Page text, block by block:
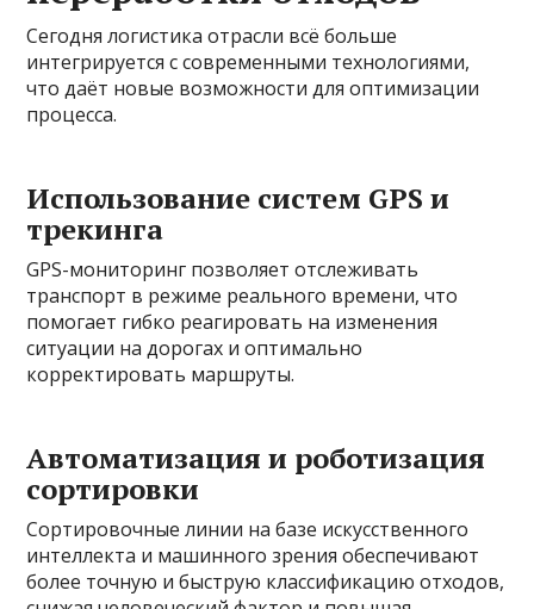
Сегодня логистика отрасли всё больше
интегрируется с современными технологиями,
что даёт новые возможности для оптимизации
процесса.
Использование систем GPS и
трекинга
GPS-мониторинг позволяет отслеживать
транспорт в режиме реального времени, что
помогает гибко реагировать на изменения
ситуации на дорогах и оптимально
корректировать маршруты.
Автоматизация и роботизация
сортировки
Сортировочные линии на базе искусственного
интеллекта и машинного зрения обеспечивают
более точную и быструю классификацию отходов,